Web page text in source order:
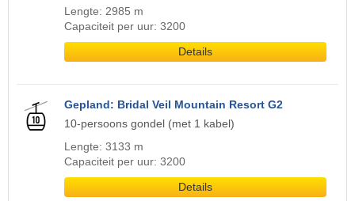
Lengte: 2985 m
Capaciteit per uur: 3200
Details
Gepland: Bridal Veil Mountain Resort G2
10-persoons gondel (met 1 kabel)
Lengte: 3133 m
Capaciteit per uur: 3200
Details